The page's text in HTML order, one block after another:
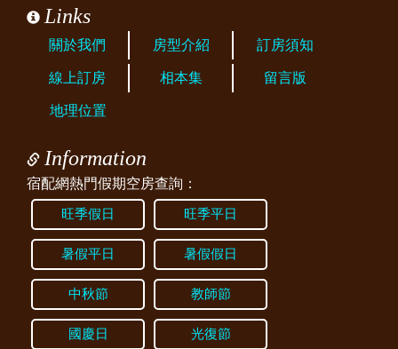
Links
關於我們 房型介紹 訂房須知
線上訂房 相本集 留言版
地理位置
Information
宿配網熱門假期空房查詢：
旺季假日 旺季平日
暑假平日 暑假假日
中秋節 教師節
國慶日 光復節